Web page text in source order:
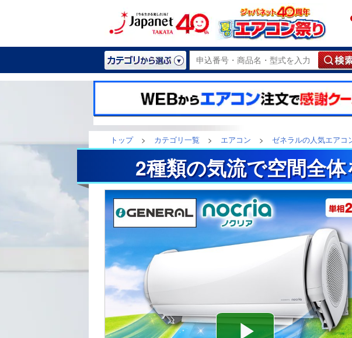
トップ > カテゴリ一覧 > エアコン > ゼネラルの人気エアコ
2種類の気流で空間全